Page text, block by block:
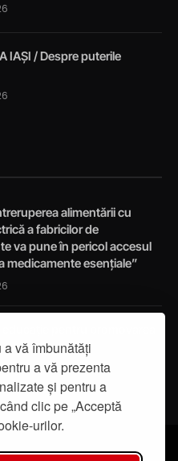
vă îmbunătăți
a vă prezenta
și pentru a
clic pe „Acceptă
urilor.
IAȘI / Despre puterile
alimentării cu
a fabricilor de
va pune în pericol accesul
medicamente esențiale”